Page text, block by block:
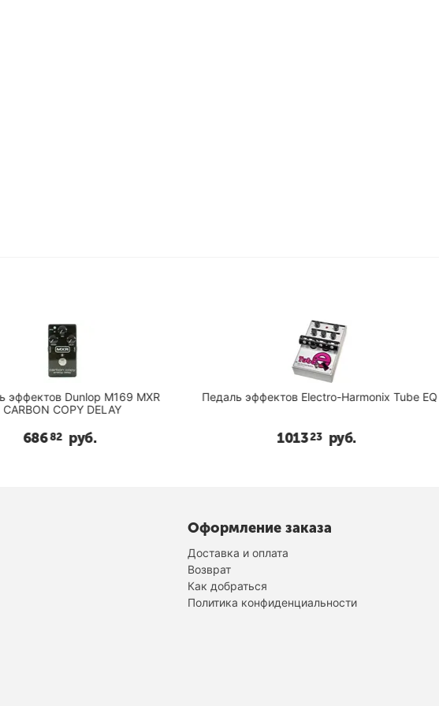
Dunlop M169 MXR
COPY DELAY
68682 руб.
Педаль эффектов Electro-Harmonix Tube EQ
101323 руб.
Оформление заказа
Доставка и оплата
Возврат
Как добраться
Политика конфиденциальности